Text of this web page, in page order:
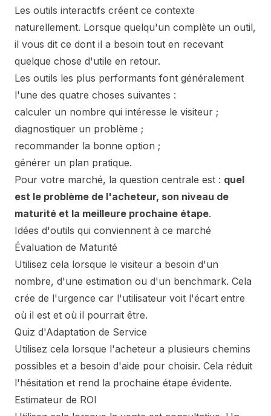
Les outils interactifs créent ce contexte
naturellement. Lorsque quelqu'un complète un outil,
il vous dit ce dont il a besoin tout en recevant
quelque chose d'utile en retour.
Les outils les plus performants font généralement
l'une des quatre choses suivantes :
calculer un nombre qui intéresse le visiteur ;
diagnostiquer un problème ;
recommander la bonne option ;
générer un plan pratique.
Pour votre marché, la question centrale est : quel
est le problème de l'acheteur, son niveau de
maturité et la meilleure prochaine étape.
Idées d'outils qui conviennent à ce marché
Évaluation de Maturité
Utilisez cela lorsque le visiteur a besoin d'un
nombre, d'une estimation ou d'un benchmark. Cela
crée de l'urgence car l'utilisateur voit l'écart entre
où il est et où il pourrait être.
Quiz d'Adaptation de Service
Utilisez cela lorsque l'acheteur a plusieurs chemins
possibles et a besoin d'aide pour choisir. Cela réduit
l'hésitation et rend la prochaine étape évidente.
Estimateur de ROI